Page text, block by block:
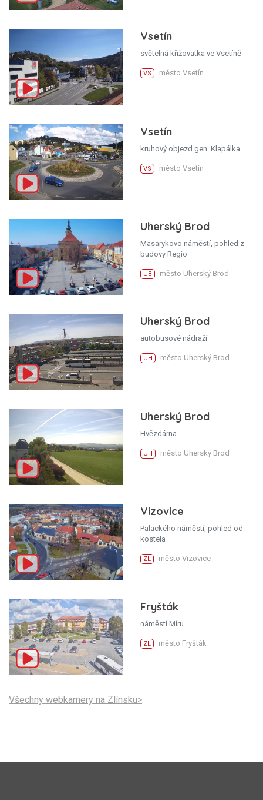
Vsetín
světelná křižovatka ve Vsetíně
VS město Vsetín
Vsetín
kruhový objezd gen. Klapálka
VS město Vsetín
Uherský Brod
Masarykovo náměstí, pohled z
budovy Regio
UB město Uherský Brod
Uherský Brod
autobusové nádraží
UH město Uherský Brod
Uherský Brod
Hvězdárna
UH město Uherský Brod
Vizovice
Palackého náměstí, pohled od
kostela
ZL město Vizovice
Fryšták
náměstí Míru
ZL město Fryšták
Všechny webkamery na Zlínsku>